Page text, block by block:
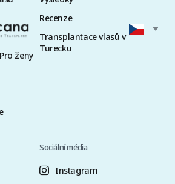
ženy
Recenze
Transplantace vlasů v
Turecku
Sociální média
Instagram